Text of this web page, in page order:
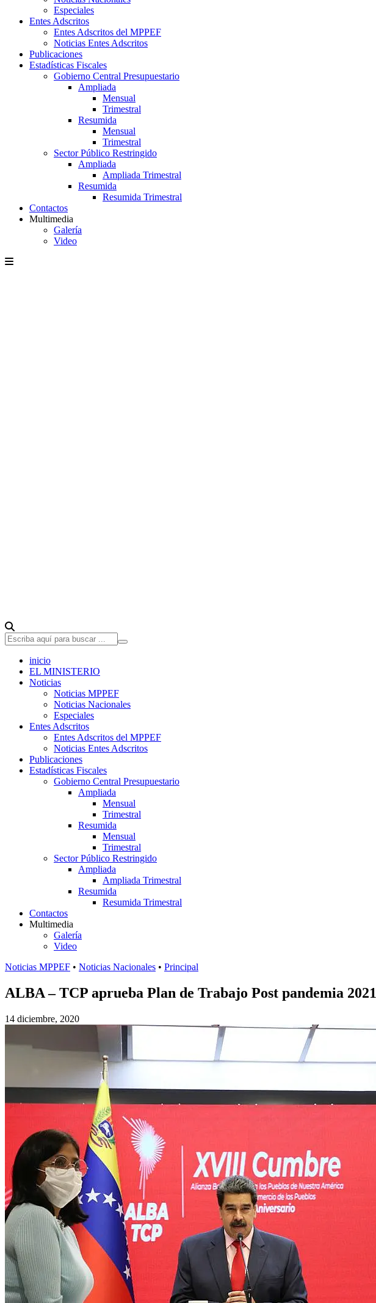
Especiales
Entes Adscritos
Entes Adscritos del MPPEF
Noticias Entes Adscritos
Publicaciones
Estadísticas Fiscales
Gobierno Central Presupuestario
Ampliada
Mensual
Trimestral
Resumida
Mensual
Trimestral
Sector Público Restringido
Ampliada
Ampliada Trimestral
Resumida
Resumida Trimestral
Contactos
Multimedia
Galería
Video
inicio
EL MINISTERIO
Noticias
Noticias MPPEF
Noticias Nacionales
Especiales
Entes Adscritos
Entes Adscritos del MPPEF
Noticias Entes Adscritos
Publicaciones
Estadísticas Fiscales
Gobierno Central Presupuestario
Ampliada
Mensual
Trimestral
Resumida
Mensual
Trimestral
Sector Público Restringido
Ampliada
Ampliada Trimestral
Resumida
Resumida Trimestral
Contactos
Multimedia
Galería
Video
Noticias MPPEF • Noticias Nacionales • Principal
ALBA – TCP aprueba Plan de Trabajo Post pandemia 2021
14 diciembre, 2020